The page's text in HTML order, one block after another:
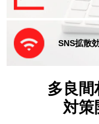
SNS拡散
多良
対策